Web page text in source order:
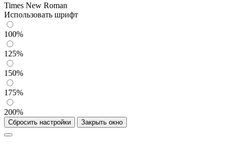
Times New Roman
Использовать шрифт
100%
125%
150%
175%
200%
Сбросить настройки Закрыть окно